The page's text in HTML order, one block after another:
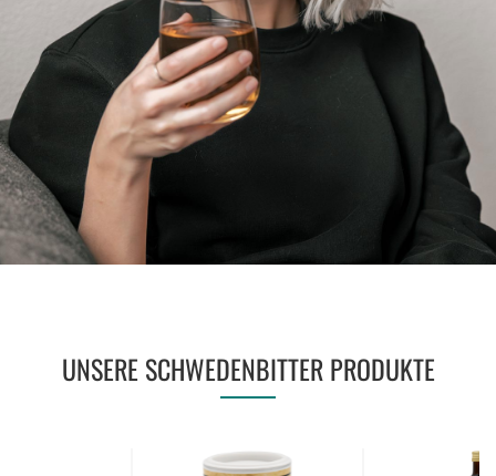
UNSERE SCHWEDENBITTER PRODUKTE